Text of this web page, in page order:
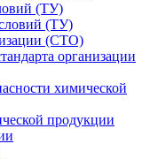
(ТУ)
(ТУ)
(СТО)
организации
химической
продукции